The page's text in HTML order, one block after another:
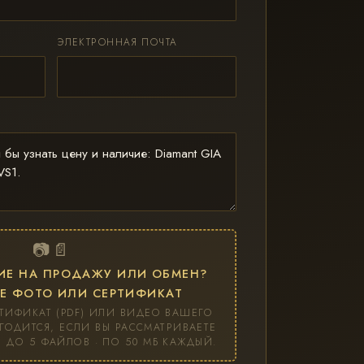
ЭЛЕКТРОННАЯ ПОЧТА
📷 📄
НА ПРОДАЖУ ИЛИ ОБМЕН?
ФОТО ИЛИ СЕРТИФИКАТ
(PDF) ИЛИ ВИДЕО ВАШЕГО
ЕСЛИ ВЫ РАССМАТРИВАЕТЕ
ДО 5 ФАЙЛОВ · ПО 50 МБ КАЖДЫЙ.